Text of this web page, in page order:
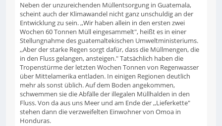
Neben der unzureichenden Müllentsorgung in Guatemala,
scheint auch der Klimawandel nicht ganz unschuldig an der
Entwicklung zu sein. ,,Wir haben allein in den ersten zwei
Wochen 60 Tonnen Müll eingesammelt", heißt es in einer
Stellungnahme des guatemaltekischen Umweltministeriums.
,,Aber der starke Regen sorgt dafür, dass die Müllmengen, die
in den Fluss gelangen, ansteigen." Tatsächlich haben die
Tropenstürme der letzten Wochen Tonnen von Regenwasser
über Mittelamerika entladen. In einigen Regionen deutlich
mehr als sonst üblich. Auf dem Boden angekommen,
schwemmen sie die Abfälle der illegalen Müllhalden in den
Fluss. Von da aus uns Meer und am Ende der ,,Lieferkette"
stehen dann die verzweifelten Einwohner von Omoa in
Honduras.